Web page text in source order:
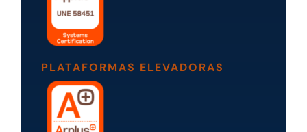
PLATAFORMAS ELEVADORAS